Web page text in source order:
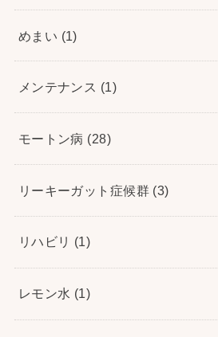
めまい (1)
メンテナンス (1)
モートン病 (28)
リーキーガット症候群 (3)
リハビリ (1)
レモン水 (1)